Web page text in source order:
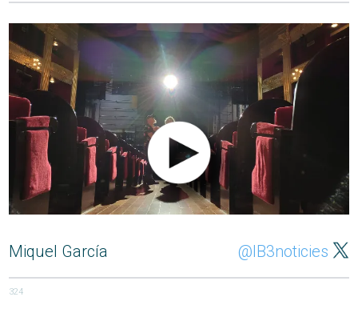
Miquel García @IB3noticies
324